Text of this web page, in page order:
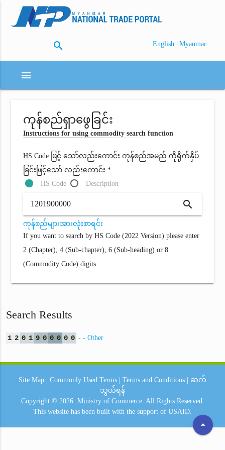
search English | Myanmar
menu
ကုန်စည်ရှာဖွေခြင်း
Instructions for using commodity search function
HS Code ဖြင့် သော်လည်းကောင်း ကုန်စည်အမည် ကိုရိုက်နှိပ်
ခြင်းဖြင့်သော် လည်းကောင်း *
HS Code
Description
search
ကုန်စည်များအားလုံးစာရင်း
If you want to search by HS Code (2022 Version) please enter
2 (Chapter), 4 (Sub-chapter), 6 (Sub-heading) or 8
(Commodity Code) digits
Search Results
1 2 0 1 9 0 0 0 0 0 - - Other
arrow_drop_up
Site Map Commonly Used Terms Terms and Conditions
ဆက်
သွယ်ရန်
Copyright © 2026. Ministry of Commerce. All Rights Reserved.
This website has been built with the support of USAID.